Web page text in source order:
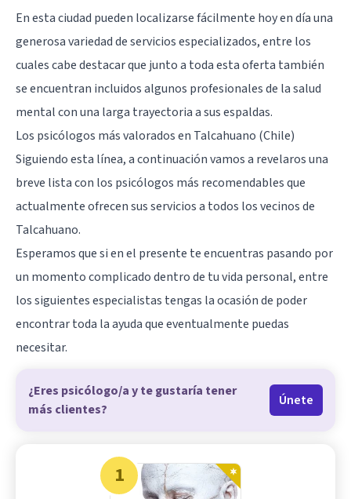
En esta ciudad pueden localizarse fácilmente hoy en día una
generosa variedad de servicios especializados, entre los
cuales cabe destacar que junto a toda esta oferta también
se encuentran incluidos algunos profesionales de la salud
mental con una larga trayectoria a sus espaldas.
Los psicólogos más valorados en Talcahuano (Chile)
Siguiendo esta línea, a continuación vamos a revelaros una
breve lista con los psicólogos más recomendables que
actualmente ofrecen sus servicios a todos los vecinos de
Talcahuano.
Esperamos que si en el presente te encuentras pasando por
un momento complicado dentro de tu vida personal, entre
los siguientes especialistas tengas la ocasión de poder
encontrar toda la ayuda que eventualmente puedas
necesitar.
¿Eres psicólogo/a y te gustaría tener
más clientes?
Únete
1